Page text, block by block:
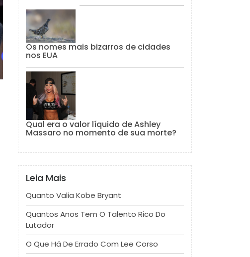
Os nomes mais bizarros de cidades
nos EUA
Qual era o valor líquido de Ashley
Massaro no momento de sua morte?
Leia Mais
Quanto Valia Kobe Bryant
Quantos Anos Tem O Talento Rico Do
Lutador
O Que Há De Errado Com Lee Corso